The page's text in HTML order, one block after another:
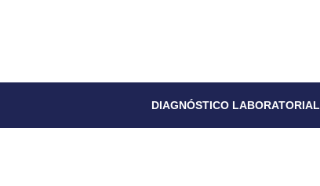
DIAGNÓSTICO LABORATORIAL